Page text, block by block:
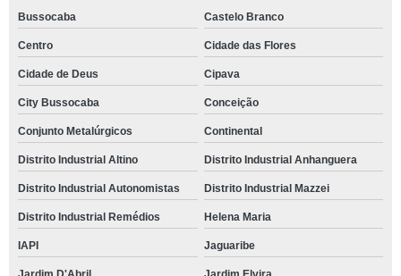
Bussocaba Castelo Branco
Centro Cidade das Flores
Cidade de Deus Cipava
City Bussocaba Conceição
Conjunto Metalúrgicos Continental
Distrito Industrial Altino Distrito Industrial Anhanguera
Distrito Industrial Autonomistas Distrito Industrial Mazzei
Distrito Industrial Remédios Helena Maria
IAPI Jaguaribe